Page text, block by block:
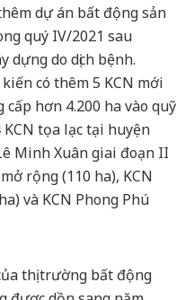
dự án bất động sản
quý IV/2021 sau
dựng do dịch bệnh.
có thêm 5 KCN mới
hơn 4.200 ha vào quỹ
tọa lạc tại huyện
Minh Xuân giai đoạn II
rộng (110 ha), KCN
và KCN Phong Phú
thị trường bất động